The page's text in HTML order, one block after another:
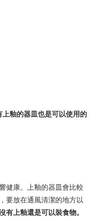
釉的器皿也是可以使用的
健康。上釉的器皿會比較
要放在通風清潔的地方以
有上釉還是可以裝食物。